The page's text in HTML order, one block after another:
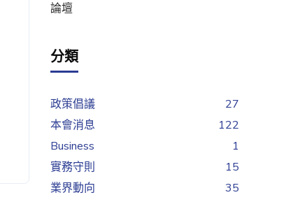
論壇
分類
政策倡議
27
本會消息
122
Business
1
實務守則
15
業界動向
35